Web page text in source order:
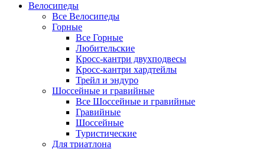
Велосипеды
Все Велосипеды
Горные
Все Горные
Любительские
Кросс-кантри двухподвесы
Кросс-кантри хардтейлы
Трейл и эндуро
Шоссейные и гравийные
Все Шоссейные и гравийные
Гравийные
Шоссейные
Туристические
Для триатлона